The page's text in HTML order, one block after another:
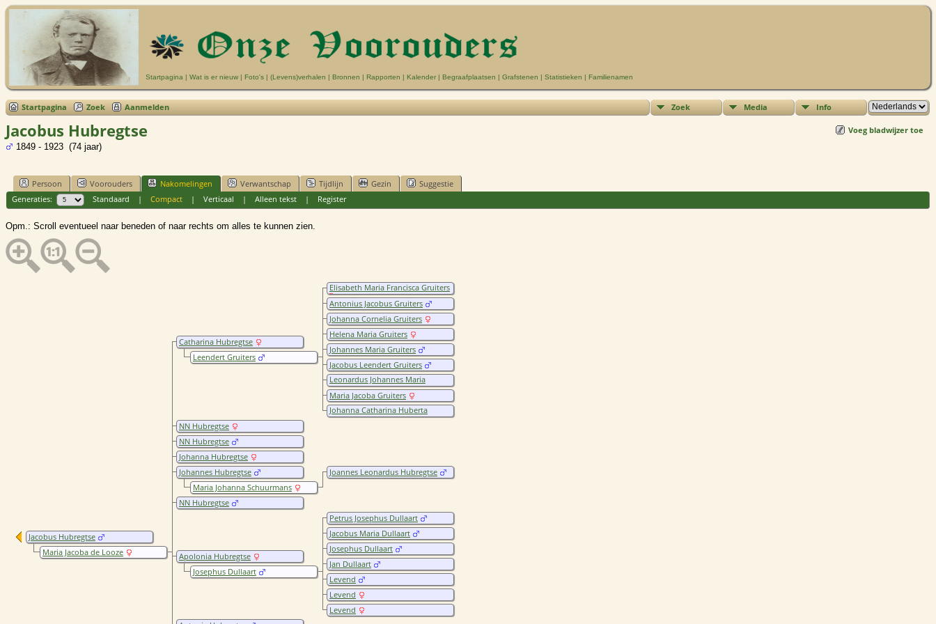
Startpagina | Wat is er nieuw | Foto's | (Levens)verhalen | Bronnen | Rapporten | Kalender | Begraafplaatsen | Grafstenen | Statistieken | Familienamen
Startpagina Zoek Aanmelden Zoek Media Info
Voeg bladwijzer toe
Jacobus Hubregtse
1849 - 1923 (74 jaar)
Persoon Voorouders Nakomelingen Verwantschap Tijdlijn Gezin
Suggestie
Generaties:
Standaard | Compact| Verticaal | Alleen tekst| Register
Opm.: Scroll eventueel naar beneden of naar rechts om alles te kunnen zien.
Elisabeth Maria Francisca Gruiters
Antonius Jacobus Gruiters
Johanna Cornelia Gruiters
Helena Maria Gruiters
Johannes Maria Gruiters
Jacobus Leendert Gruiters
Leonardus Johannes Maria
Gruiters
Maria Jacoba Gruiters
Johanna Catharina Huberta
Gruiters
Catharina Hubregtse
Leendert Gruiters
NN Hubregtse
NN Hubregtse
Johanna Hubregtse
Joannes Leonardus Hubregtse
Johannes Hubregtse
Maria Johanna Schuurmans
NN Hubregtse
Petrus Josephus Dullaart
Jacobus Maria Dullaart
Josephus Dullaart
Jan Dullaart
Levend
Levend
Levend
Apolonia Hubregtse
Josephus Dullaart
Jacobus Hubregtse
Maria Jacoba de Looze